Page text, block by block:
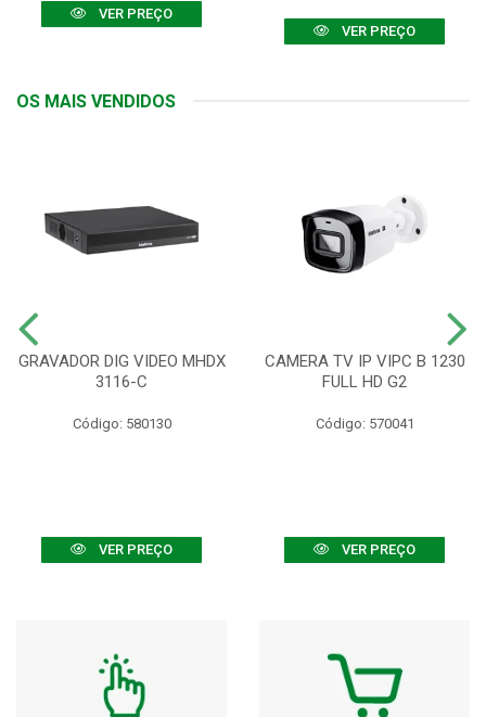
VER PREÇO
VER PREÇO
OS MAIS VENDIDOS
GRAVADOR DIG VIDEO MHDX
3116-C
Código: 580130
VER PREÇO
CAMERA TV IP VIPC B 1230
FULL HD G2
Código: 570041
VER PREÇO